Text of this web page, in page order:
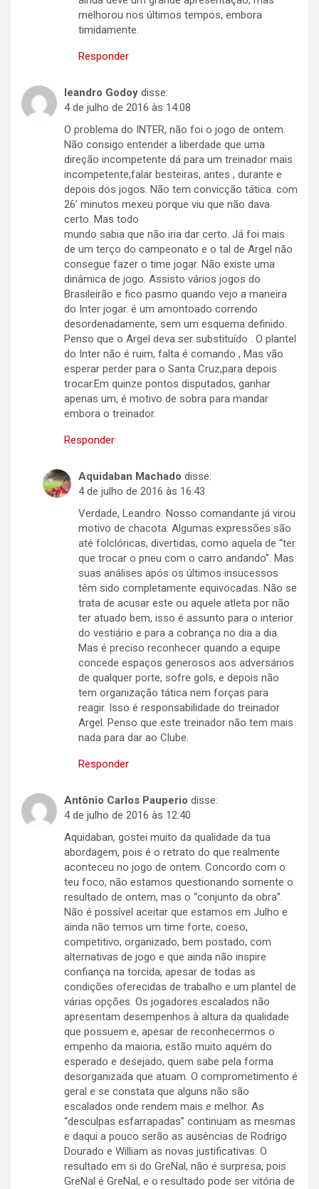
melhorou nos últimos tempos, embora
timidamente.
Responder
leandro Godoy disse:
4 de julho de 2016 às 14:08
O problema do INTER, não foi o jogo de ontem.
Não consigo entender a liberdade que uma
direção incompetente dá para um treinador mais
incompetente,falar besteiras, antes , durante e
depois dos jogos. Não tem convicção tática. com
26′ minutos mexeu porque viu que não dava
certo. Mas todo
mundo sabia que não iria dar certo. Já foi mais
de um terço do campeonato e o tal de Argel não
consegue fazer o time jogar. Não existe uma
dinâmica de jogo. Assisto vários jogos do
Brasileirão e fico pasmo quando vejo a maneira
do Inter jogar. é um amontoado correndo
desordenadamente, sem um esquema definido.
Penso que o Argel deva ser substituído . O plantel
do Inter não é ruim, falta é comando , Mas vão
esperar perder para o Santa Cruz,para depois
trocar.Em quinze pontos disputados, ganhar
apenas um, é motivo de sobra para mandar
embora o treinador.
Responder
Aquidaban Machado disse:
4 de julho de 2016 às 16:43
Verdade, Leandro. Nosso comandante já virou
motivo de chacota. Algumas expressões são
até folclóricas, divertidas, como aquela de “ter
que trocar o pneu com o carro andando”. Mas
suas análises após os últimos insucessos
têm sido completamente equivocadas. Não se
trata de acusar este ou aquele atleta por não
ter atuado bem, isso é assunto para o interior
do vestiário e para a cobrança no dia a dia.
Mas é preciso reconhecer quando a equipe
concede espaços generosos aos adversários
de qualquer porte, sofre gols, e depois não
tem organização tática nem forças para
reagir. Isso é responsabilidade do treinador
Argel. Penso que este treinador não tem mais
nada para dar ao Clube.
Responder
Antônio Carlos Pauperio disse:
4 de julho de 2016 às 12:40
Aquidaban, gostei muito da qualidade da tua
abordagem, pois é o retrato do que realmente
aconteceu no jogo de ontem. Concordo com o
teu foco, não estamos questionando somente o
resultado de ontem, mas o “conjunto da obra”.
Não é possível aceitar que estamos em Julho e
ainda não temos um time forte, coeso,
competitivo, organizado, bem postado, com
alternativas de jogo e que ainda não inspire
confiança na torcida, apesar de todas as
condições oferecidas de trabalho e um plantel de
várias opções. Os jogadores escalados não
apresentam desempenhos à altura da qualidade
que possuem e, apesar de reconhecermos o
empenho da maioria, estão muito aquém do
esperado e desejado, quem sabe pela forma
desorganizada que atuam. O comprometimento é
geral e se constata que alguns não são
escalados onde rendem mais e melhor. As
“desculpas esfarrapadas” continuam as mesmas
e daqui a pouco serão as ausências de Rodrigo
Dourado e William as novas justificativas. O
resultado em si do GreNal, não é surpresa, pois
GreNal é GreNal, e o resultado pode ser vitória de